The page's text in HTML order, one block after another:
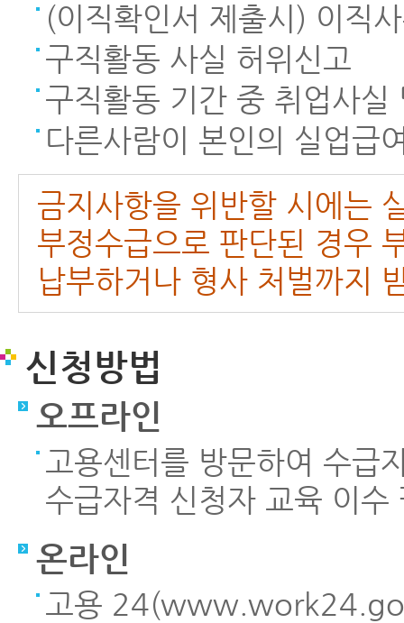
(이직확인서 제출시) 이직
구직활동 사실 허위신고
구직활동 기간 중 취업사실
다른사람이 본인의 실업급
금지사항을 위반할 시에는
부정수급으로 판단된 경우
납부하거나 형사 처벌까지
신청방법
오프라인
고용센터를 방문하여 수급
수급자격 신청자 교육 이수
온라인
고용